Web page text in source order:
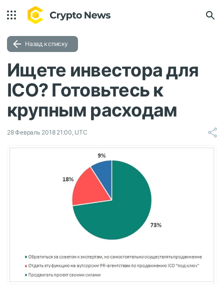
Назад к списку
Ищете инвестора для
ICO? Готовьтесь к
крупным расходам
28 Февраль 2018 21:00, UTC